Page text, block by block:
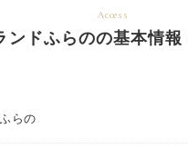
Access
ンドふらのの基本情報
らの